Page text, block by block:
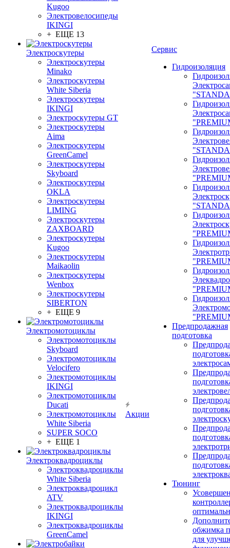
Kugoo
Электровелосипеды
IKINGI
+ ЕЩЕ 13
Электроскутеры
Электроскутеры
Minako
Электроскутеры
White Siberia
Электроскутеры
IKINGI
Электроскутеры GT
Электроскутеры
Aima
Электроскутеры
GreenCamel
Электроскутеры
Skyboard
Электроскутеры
OKLA
Электроскутеры
LIMING
Электроскутеры
ZAXBOARD
Электроскутеры
Kugoo
Электроскутеры
Maikaolin
Электроскутеры
Wenbox
Электроскутеры
SIBERTON
+ ЕЩЕ 9
Электромотоциклы
Электромотоциклы
Skyboard
Электромотоциклы
Velocifero
Электромотоциклы
IKINGI
Электромотоциклы
Ducati
Электромотоциклы
White Siberia
SUPER SOCO
+ ЕЩЕ 1
Электроквадроциклы
Электроквадроциклы
White Siberia
Электроквадроцикл
ATV
Электроквадроциклы
IKINGI
Электроквадроциклы
GreenCamel
Акции
Сервис
Гидроизоляция
Предпродажная
подготовка
Тюнинг
обжимка
для